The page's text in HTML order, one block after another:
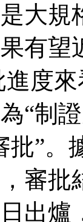
大規
有望
度
“制
批”。
審批
出